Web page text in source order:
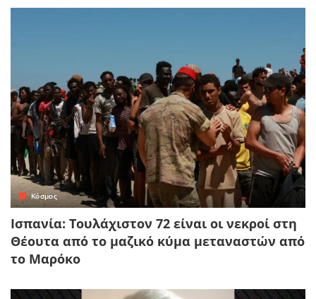
Κόσμος
Ισπανία: Τουλάχιστον 72 είναι οι νεκροί στη
Θέουτα από το μαζικό κύμα μεταναστών από
το Μαρόκο